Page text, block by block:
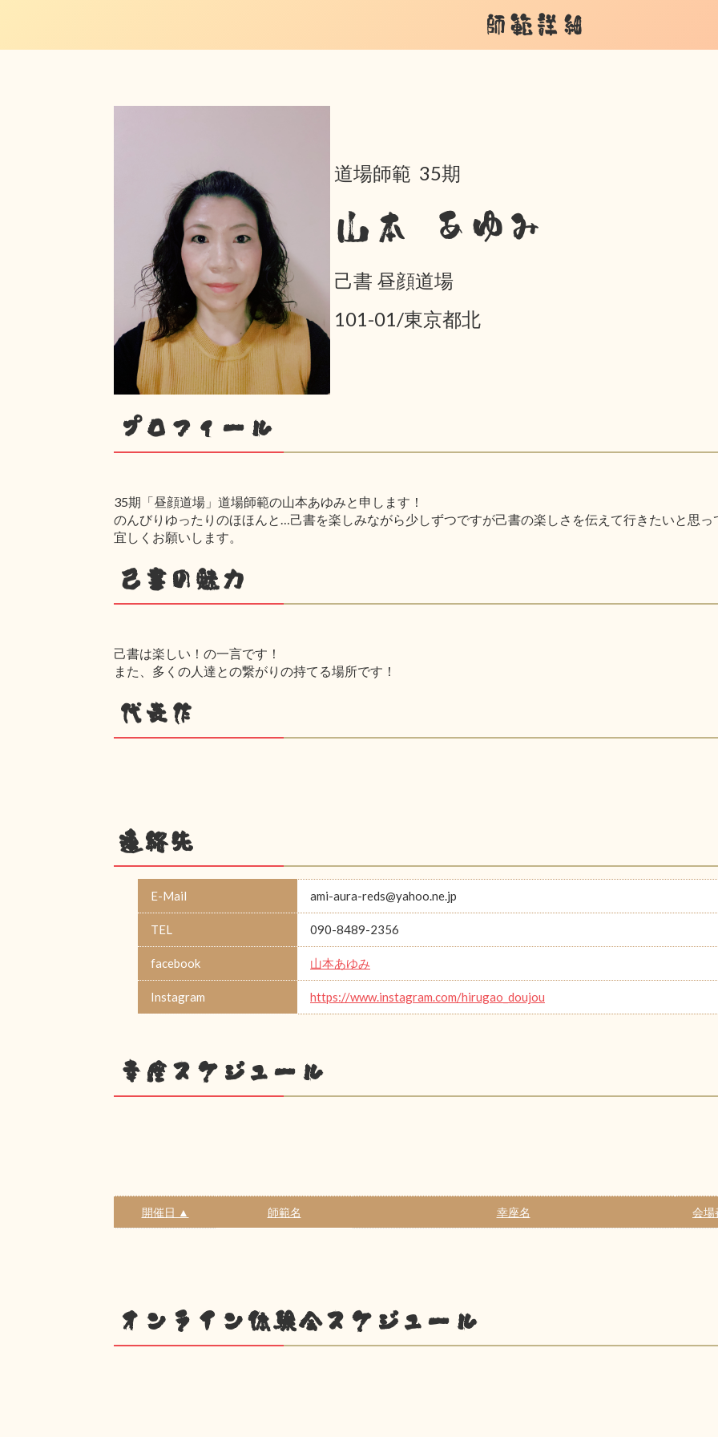
師範詳細
道場師範 35期
山本 あゆみ
己書 昼顔道場
101-01/東京都北
プロフィール
35期「昼顔道場」道場師範の山本あゆみと申します！
のんびりゆったりのほほんと…己書を楽しみながら少しずつですが己書の楽しさを伝えて行きたいと思っ
宜しくお願いします。
己書の魅力
己書は楽しい！の一言です！
また、多くの人達との繋がりの持てる場所です！
代表作
連絡先
E-Mail ami-aura-reds@yahoo.ne.jp
TEL 090-8489-2356
facebook 山本あゆみ
Instagram https://www.instagram.com/hirugao_doujou
幸座スケジュール
開催日 ▲ 師範名 幸座名 会場
オンライン体験会スケジュール